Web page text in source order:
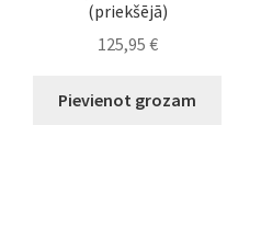
(priekšējā)
125,95 €
Pievienot grozam